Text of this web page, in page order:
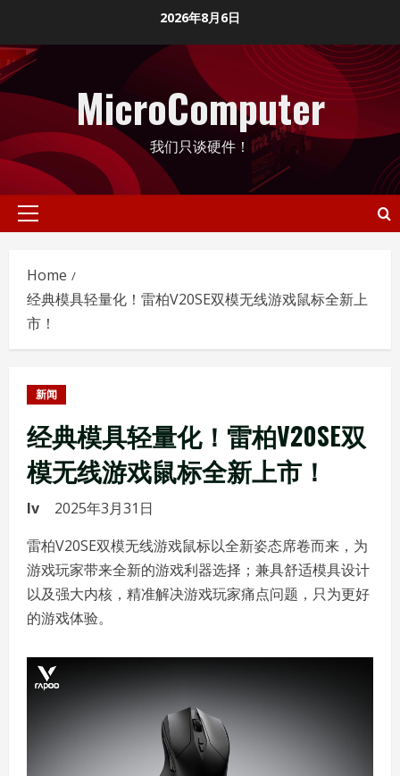
content
2026年8月6日
MicroComputer
我们只谈硬件！
Primary
Home
经典模具轻量化！雷柏V20SE双模无线游戏鼠标全新上
市！
新闻
经典模具轻量化！雷柏V20SE双
模无线游戏鼠标全新上市！
lv
2025年3月31日
雷柏V20SE双模无线游戏鼠标以全新姿态席卷而来，为
游戏玩家带来全新的游戏利器选择；兼具舒适模具设计
以及强大内核，精准解决游戏玩家痛点问题，只为更好
的游戏体验。